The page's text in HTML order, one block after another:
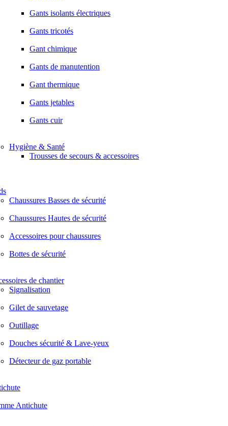
Gants isolants électriques
Gants tricotés
Gant chimique
Gants de manutention
Gant thermique
Gants jetables
Gants cuir
Hygiène & Santé
Trousses de secours & accessoires
Chaussures Basses de sécurité
Chaussures Hautes de sécurité
Accessoires pour chaussures
Bottes de sécurité
de chantier
Signalisation
Gilet de sauvetage
Outillage
Douches sécurité & Lave-yeux
Détecteur de gaz portable
Antichute